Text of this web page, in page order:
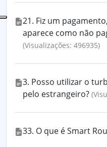
21. Fiz um
aparece como não
(Visualizações: 496935)
3. Posso utilizar o
pelo estrangeiro?
33. O que é Smart